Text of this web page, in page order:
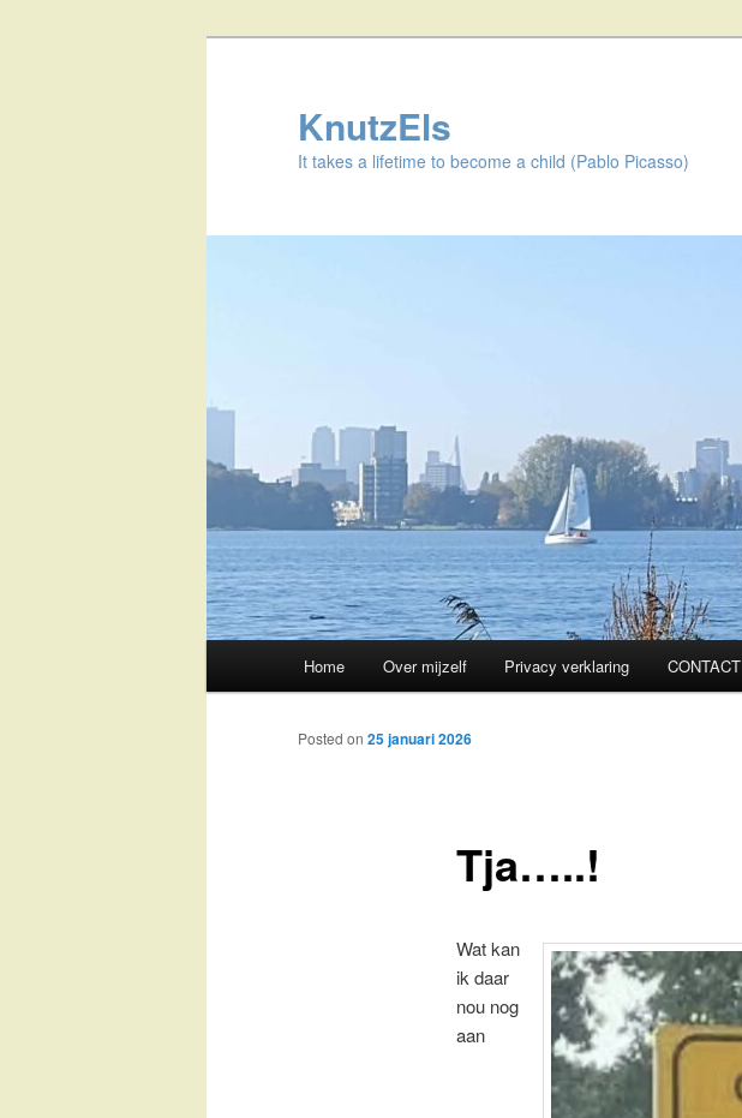
KnutzEls
It takes a lifetime to become a child (Pablo Picasso)
Skip
to
Home Over mijzelf Privacy verklaring CONTACT
Tja…..!
Posted on 25 januari 2026
Wat kan
ik daar
nou nog
aan